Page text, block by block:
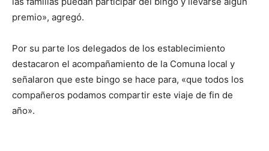
premio», agregó.
Por su parte los delegados de los establecimiento
destacaron el acompañamiento de la Comuna local y
señalaron que este bingo se hace para, «que todos los
compañeros podamos compartir este viaje de fin de
año».